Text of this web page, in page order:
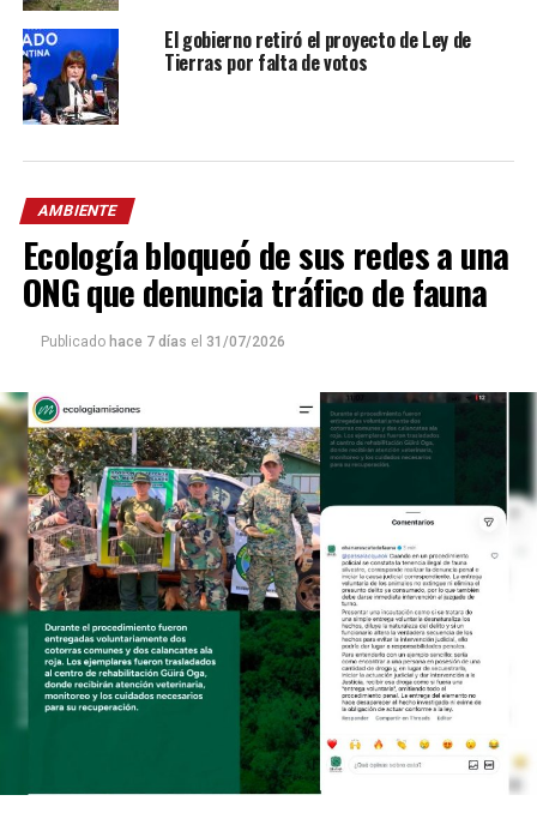
El gobierno retiró el proyecto de Ley de
Tierras por falta de votos
AMBIENTE
Ecología bloqueó de sus redes a una
ONG que denuncia tráfico de fauna
Publicado hace 7 días el 31/07/2026